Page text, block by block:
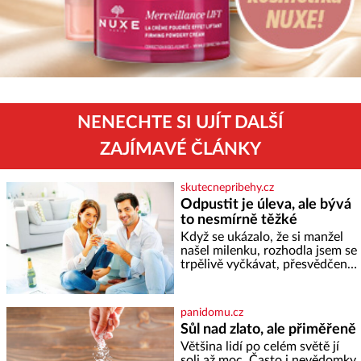
NENECHTE SI UJÍT DALŠÍ
ZAJÍMAVÉ ČLÁNKY
skutecnepribehy.cz
Odpustit je úleva, ale bývá
to nesmírně těžké
Když se ukázalo, že si manžel
našel milenku, rozhodla jsem se
trpělivě vyčkávat, přesvědčena,
nejtěžších věcí na světě. Ale
každý, kdo s tím má nějaké
zkušenosti, se zapřísahá, že
pokud odpustíte, znatelně se
panidomu.cz
Sůl nad zlato, ale přiměřeně
Většina lidí po celém světě jí